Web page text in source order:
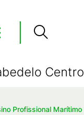
Centro
Profissional Marítimo